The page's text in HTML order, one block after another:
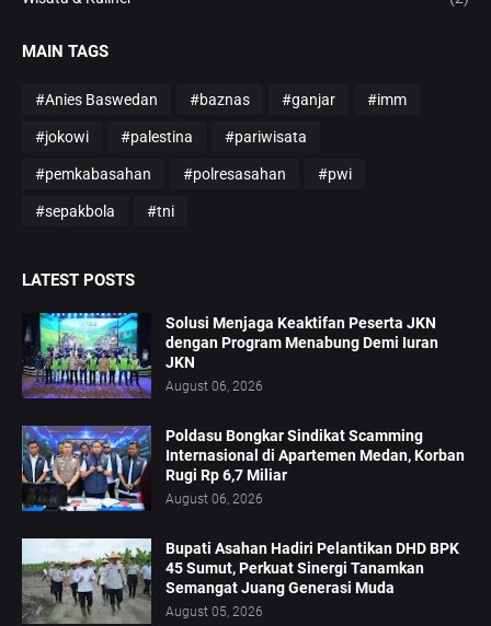
MAIN TAGS
#Anies Baswedan #baznas #ganjar #imm
#jokowi #palestina #pariwisata
#pemkabasahan #polresasahan #pwi
#sepakbola #tni
LATEST POSTS
Solusi Menjaga Keaktifan Peserta JKN
dengan Program Menabung Demi Iuran
JKN
August 06, 2026
Poldasu Bongkar Sindikat Scamming
Internasional di Apartemen Medan, Korban
Rugi Rp 6,7 Miliar
August 06, 2026
Bupati Asahan Hadiri Pelantikan DHD BPK
45 Sumut, Perkuat Sinergi Tanamkan
Semangat Juang Generasi Muda
August 05, 2026